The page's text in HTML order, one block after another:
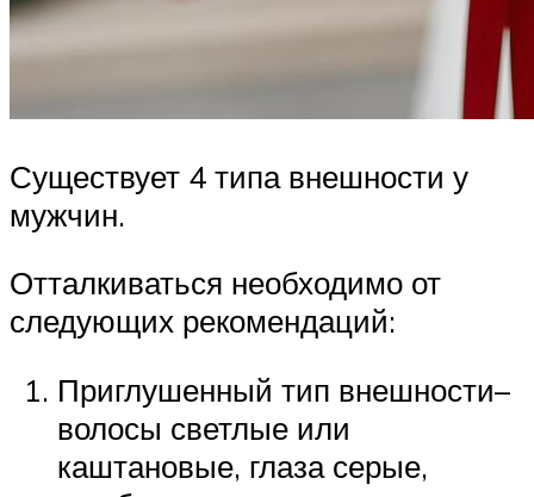
Существует 4 типа внешности у
мужчин.
Отталкиваться необходимо от
следующих рекомендаций:
Приглушенный тип внешности–
волосы светлые или
каштановые, глаза серые,